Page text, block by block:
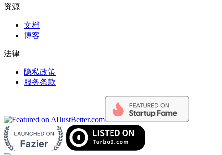
资源
文档
博客
法律
隐私政策
服务条款